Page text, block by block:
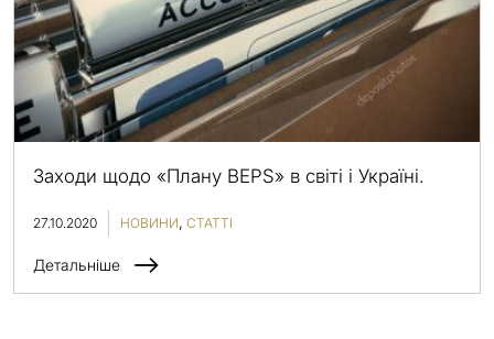
Заходи щодо «Плану BEPS» в світі і Україні.
27.10.2020 НОВИНИ СТАТТІ
Детальніше